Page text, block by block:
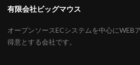
有限会社ビッグマウス
オープンソースECシステムを中心にWEB
得意とする会社です。